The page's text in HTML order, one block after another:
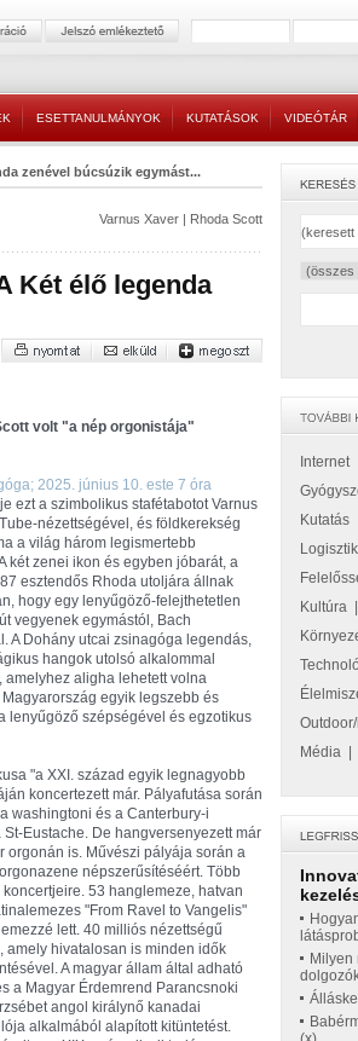
ESETTANULMÁNYOK KUTATÁSOK VIDEÓTÁR
zenével búcsúzik egymást...
Varnus Xaver | Rhoda Scott
Két élő legenda
volt "a nép orgonistája"
2025. június 10. este 7 óra
ezt a szimbolikus stafétabotot Varnus
nézettségével, és földkerekség
a világ három legismertebb
két zenei ikon és egyben jóbarát, a
esztendős Rhoda utoljára állnak
hogy egy lenyűgöző-felejthetetlen
vegyenek egymástól, Bach
A Dohány utcai zsinagóga legendás,
hangok utolsó alkalommal
amelyhez aligha lehetett volna
egyik legszebb és
lenyűgöző szépségével és egzotikus
"a XXI. század egyik legnagyobb
koncertezett már. Pályafutása során
washingtoni és a Canterbury-i
Eustache. De hangversenyezett már
is. Művészi pályája során a
népszerűsítéséért. Több
53 hanglemeze, hatvan
"From Ravel to Vangelis"
lett. 40 milliós nézettségű
amely hivatalosan is minden idők
A magyar állam által adható
a Magyar Érdemrend Parancsnoki
angol királynő kanadai
alkalmából alapított kitüntetést.
Internet|
Kutatás
Kultúra
Média
Milyen